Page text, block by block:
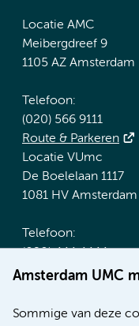
Amsterdam UMC
Sommige van deze
Locatie AMC
Meibergdreef 9
1105 AZ Amsterdam
Telefoon:
(020) 566 9111
Route & Parkeren
Locatie VUmc
De Boelelaan 1117
1081 HV Amsterdam
Telefoon:
(020) 444 4444
Route & Parkeren
Meer Amsterdam